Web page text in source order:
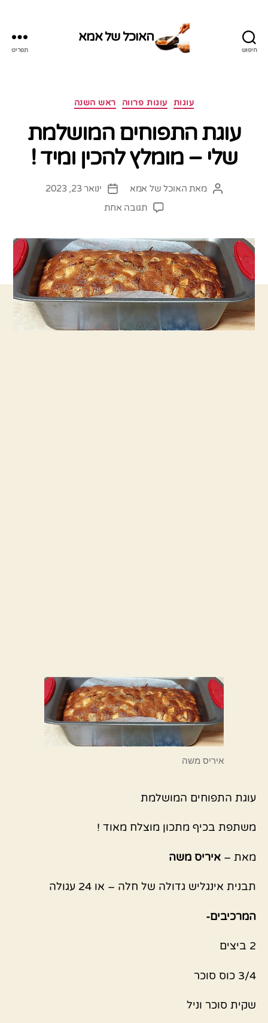
חיפוש
האוכל של אמא
תפריט
קטגוריות עוגות עוגות פרווה ראש השנה
עוגת התפוחים המושלמת
שלי – מומלץ להכין ומיד !
המחבר
מאת האוכל של אמא
תאריך
ינואר 23, 2023
תגובה אחתעל
המושלמת
שלי
–
מומלץ
להכין
איריס משה
עוגת התפוחים המושלמת
משתפת בכיף מתכון מוצלח מאוד !
מאת – איריס משה
תבנית אינגליש גדולה של חלה – או 24 עגולה
המרכיבים-
2 ביצים
3/4 כוס סוכר
שקית סוכר וניל